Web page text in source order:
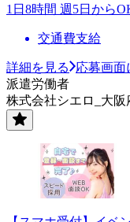
1日8時間 週5日から
交通費支給
詳細を見る
応募画面
派遣労働者
株式会社シエロ_大